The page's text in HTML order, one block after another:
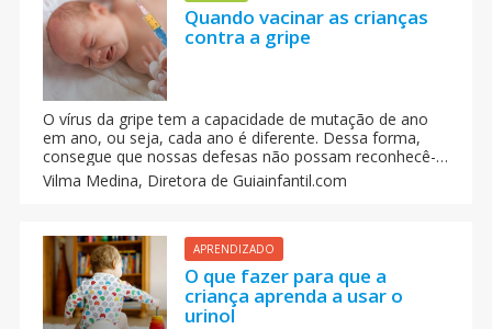
Quando vacinar as crianças
contra a gripe
O vírus da gripe tem a capacidade de mutação de ano
em ano, ou seja, cada ano é diferente. Dessa forma,
consegue que nossas defesas não possam reconhecê-
lo e por isso pode voltar a provocar a mesma doença
uma vez ou outra. Não gera imunidade após a infecção,
exemplo.
Vilma Medina, Diretora de Guiainfantil.com
APRENDIZADO
O que fazer para que a
criança aprenda a usar o
urinol